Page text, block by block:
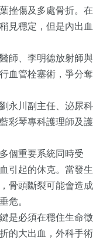
挫傷及多處骨折。在
見穩定，但是內出血
師、李明德放射師與
血管栓塞術，爭分奪
永川副主任、泌尿科
彩琴專科護理師及護
個重要系統同時受
引起的休克。當發生
骨頭斷裂可能會造成
危。
是必須在穩住生命徵
的大出血，外科手術